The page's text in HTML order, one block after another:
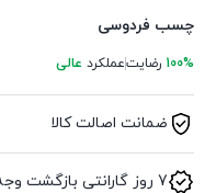
چسب فردوسی
100% رضایتعملکرد عالی
ضمانت اصالت کالا
7 روز گارانتی بازگشت وجه